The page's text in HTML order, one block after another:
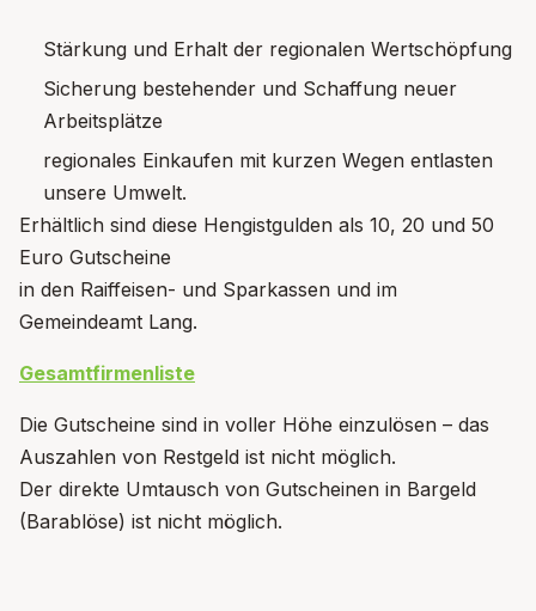
Stärkung und Erhalt der regionalen Wertschöpfung
Sicherung bestehender und Schaffung neuer
Arbeitsplätze
regionales Einkaufen mit kurzen Wegen entlasten
unsere Umwelt.
Erhältlich sind diese Hengistgulden als 10, 20 und 50
Euro Gutscheine
in den Raiffeisen- und Sparkassen und im
Gemeindeamt Lang.
Gesamtfirmenliste
Die Gutscheine sind in voller Höhe einzulösen – das
Auszahlen von Restgeld ist nicht möglich.
Der direkte Umtausch von Gutscheinen in Bargeld
(Barablöse) ist nicht möglich.